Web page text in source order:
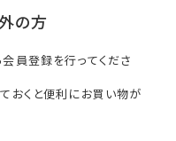
の方
員登録を行ってくださ
おくと便利にお買い物が